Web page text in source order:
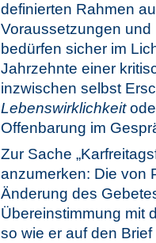
definierten Rahmen
Voraussetzungen
bedürfen sicher im
Jahrzehnte einer
inzwischen selbst
Lebenswirklichkeit
Offenbarung im
Zur Sache
anzumerken: Die von
Änderung des
Übereinstimmung mit
so wie er auf den